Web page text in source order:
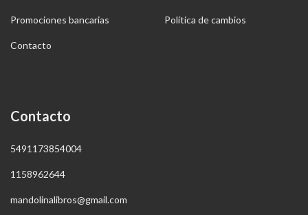
Promociones bancarias Política de cambios
Contacto
Contacto
5491173854004
1158962644
mandolinalibros@gmail.com